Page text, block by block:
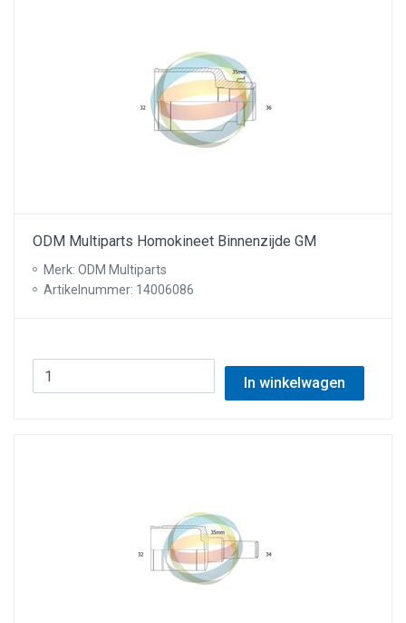
ODM Multiparts Homokineet Binnenzijde GM
Merk: ODM Multiparts
Artikelnummer: 14006086
In winkelwagen